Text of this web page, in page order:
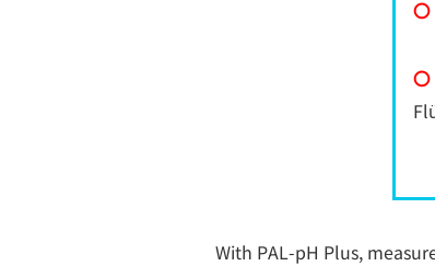
〇
〇
With PAL-pH Plus,